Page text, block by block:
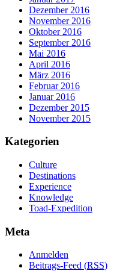
Dezember 2016
November 2016
Oktober 2016
September 2016
Mai 2016
April 2016
März 2016
Februar 2016
Januar 2016
Dezember 2015
November 2015
Kategorien
Culture
Destinations
Experience
Knowledge
Toad-Expedition
Meta
Anmelden
Beitrags-Feed (RSS)